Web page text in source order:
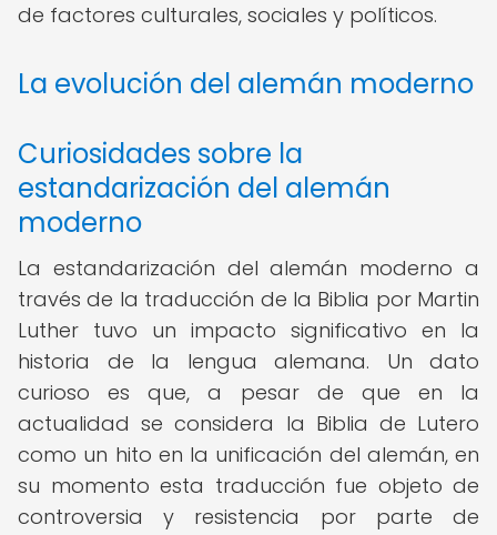
de factores culturales, sociales y políticos.
La evolución del alemán moderno
Curiosidades sobre la
estandarización del alemán
moderno
La estandarización del alemán moderno a
través de la traducción de la Biblia por Martin
Luther tuvo un impacto significativo en la
historia de la lengua alemana. Un dato
curioso es que, a pesar de que en la
actualidad se considera la Biblia de Lutero
como un hito en la unificación del alemán, en
su momento esta traducción fue objeto de
controversia y resistencia por parte de